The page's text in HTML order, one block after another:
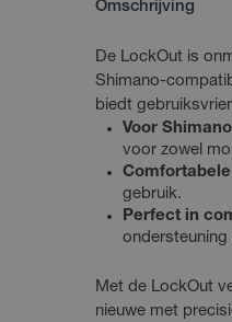
Omschrijving
De LockOut is
Shimano-
biedt
Voor
voor zowel
gebruik.
Perfect in
Met de LockOut
nieuwe met